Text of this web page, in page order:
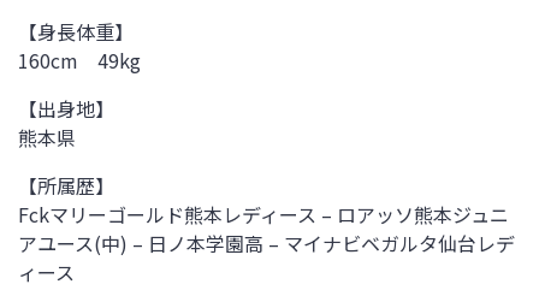
【身長体重】
160cm 49kg
【出身地】
熊本県
【所属歴】
Fckマリーゴールド熊本レディース – ロアッソ熊本ジュニ
アユース(中) – 日ノ本学園高 – マイナビベガルタ仙台レデ
ィース